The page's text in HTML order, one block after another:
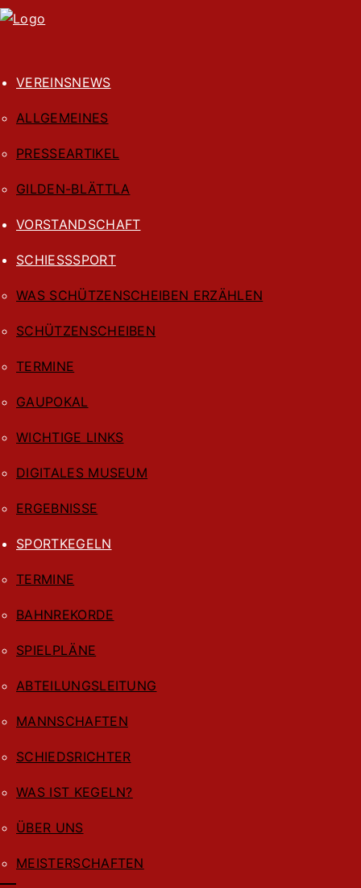
VEREINSNEWS
ALLGEMEINES
PRESSEARTIKEL
GILDEN-BLÄTTLA
VORSTANDSCHAFT
SCHIESSSPORT
WAS SCHÜTZENSCHEIBEN ERZÄHLEN
SCHÜTZENSCHEIBEN
TERMINE
GAUPOKAL
WICHTIGE LINKS
DIGITALES MUSEUM
ERGEBNISSE
SPORTKEGELN
TERMINE
BAHNREKORDE
SPIELPLÄNE
ABTEILUNGSLEITUNG
MANNSCHAFTEN
SCHIEDSRICHTER
WAS IST KEGELN?
ÜBER UNS
MEISTERSCHAFTEN